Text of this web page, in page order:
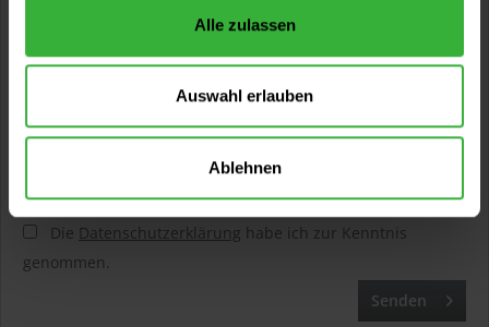
Alle zulassen
Auswahl erlauben
Ablehnen
Die Datenschutzerklärung habe ich zur Kenntnis
genommen.
Senden